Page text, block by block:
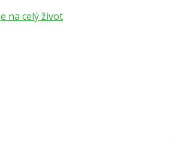
na celý život